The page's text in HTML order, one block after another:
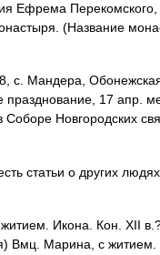
Ефрема Перекомского,
(Название
с. Мандера, Обонежская
17 апр.
Соборе Новгородских
статьи о других
Икона. Кон. XII в.?
Вмц. Марина, с житием.